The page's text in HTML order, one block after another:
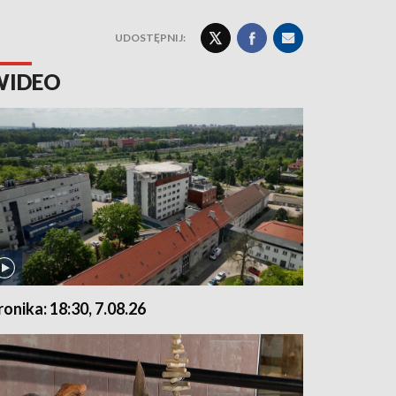
UDOSTĘPNIJ:
18:30, 7.08.26